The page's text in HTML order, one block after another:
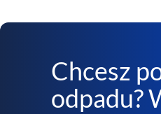
Chcesz
odpadu?